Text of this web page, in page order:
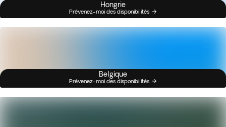
Hongrie
Prévenez-moi des disponibilités
Belgique
Prévenez-moi des disponibilités